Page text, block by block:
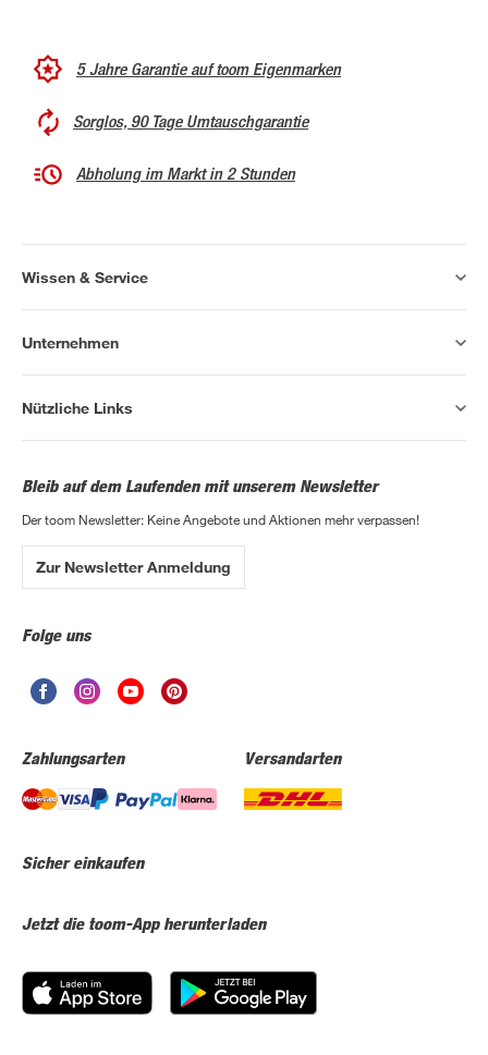
5 Jahre Garantie auf toom Eigenmarken
Sorglos, 90 Tage Umtauschgarantie
Abholung im Markt in 2 Stunden
Wissen & Service
Unternehmen
Nützliche Links
Bleib auf dem Laufenden mit unserem Newsletter
Der toom Newsletter: Keine Angebote und Aktionen mehr verpassen!
Zur Newsletter Anmeldung
Folge uns
Zahlungsarten Versandarten
Sicher einkaufen
Jetzt die toom-App herunterladen